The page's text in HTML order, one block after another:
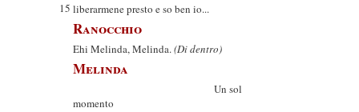
15 liberarmene presto e so ben io...
Ranocchio
Ehi Melinda, Melinda.(Di dentro)
Melinda
Un sol
momento